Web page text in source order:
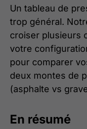
Un tableau de
trop général.
croiser plusieurs
votre
pour comparer
deux montes de
(asphalte vs
En résumé